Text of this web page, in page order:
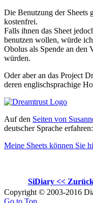
Die Benutzung der Sheets
kostenfrei.
Falls ihnen das Sheet
benutzen wollen, würde
Obolus als Spende an den
würden.
Oder aber an das Project
deren englischsprachige
Auf den Seiten von
deutscher Sprache erfahren:
Meine Sheets können Sie
SiDiary <<
Copyright © 2003-2016
Go to Top